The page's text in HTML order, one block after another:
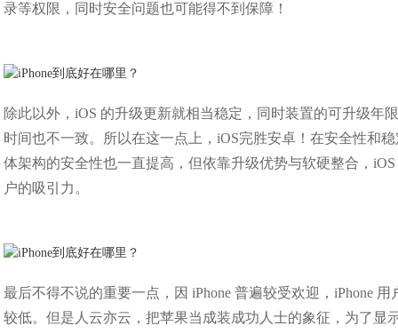
录等权限，同时安全问题也可能得不到保障！
除此以外，iOS 的升级更新就相当稳定，同时装置的可升级年
时间也不一致。所以在这一点上，iOS完胜安卓！在安全性和
体架构的安全性也一直提高，但依靠升级优势与软硬整合，
户的吸引力。
最后不得不说的重要一点，因 iPhone 普遍较受欢迎，iPhone
较低。但是人云亦云，把苹果当成装成功人士的象征，为了